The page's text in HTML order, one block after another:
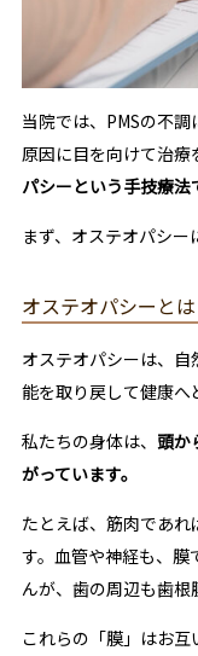
当院では、PMSの不
原因に目を向けて治療
パシーという手技療法
まず、オステオパシー
オステオパシーとは
オステオパシーは、
能を取り戻して健康へ
私たちの身体は、 頭か
がっています。
たとえば、筋肉であ
す。血管や神経も、膜
んが、歯の周辺も歯根
これらの「膜」はお